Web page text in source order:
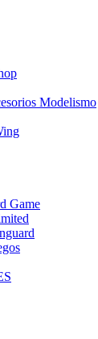
Modelismo
Game